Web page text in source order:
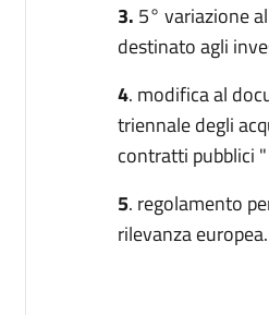
3. 5° variazione
destinato agli
4. modifica al
triennale degli
contratti pubblici "
5. regolamento
rilevanza